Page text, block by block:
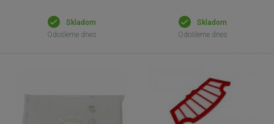
Skladom
Odošleme dnes
Skladom
Odošleme dnes